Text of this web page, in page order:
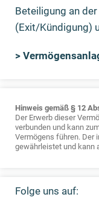
Beteiligung an
(Exit/Kündigung)
>
Hinweis gemäß § 12
Der Erwerb dieser
verbunden und kann
Vermögens führen. Der
gewährleistet und kann
Folge uns auf: